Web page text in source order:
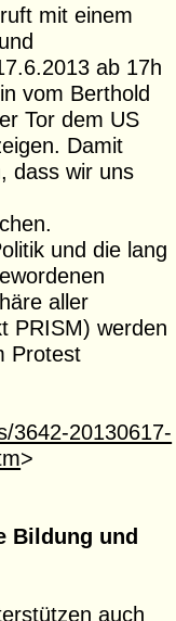
mit einem
ab 17h
vom Berthold
Tor dem US
Damit
dass wir uns
und die lang
aller
PRISM) werden
Protest
3642-20130617-
>
Bildung und
auch